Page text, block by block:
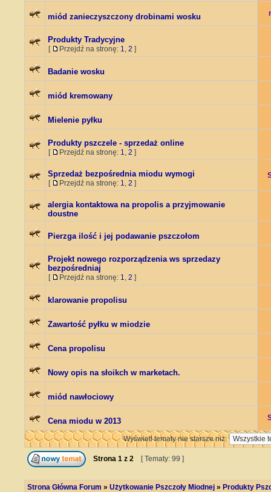
miód zanieczyszczony drobinami wosku
Produkty Tradycyjne
[ Przejdź na stronę: 1, 2 ]
Badanie wosku
miód kremowany
Mielenie pyłku
Produkty pszczele - sprzedaż online
[ Przejdź na stronę: 1, 2 ]
Sprzedaż bezpośrednia miodu wymogi
[ Przejdź na stronę: 1, 2 ]
alergia kontaktowa na propolis a przyjmowanie
doustne
Pierzga ilość i jej podawanie pszczołom
Projekt nowego rozporządzenia ws sprzedazy
bezpośredniaj
[ Przejdź na stronę: 1, 2 ]
klarowanie propolisu
Zawartość pyłku w miodzie
Cena propolisu
Nowy opis na słoikch w marketach.
miód nawłociowy
Cena miodu w 2013
Wyświetl tematy nie starsze niż:
Strona 1 z 2 [ Tematy: 99 ]
Strona Główna Forum » Użytkowanie Pszczoły Miodnej » Produkty